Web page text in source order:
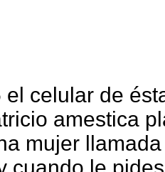
celular de
amestica
mujer